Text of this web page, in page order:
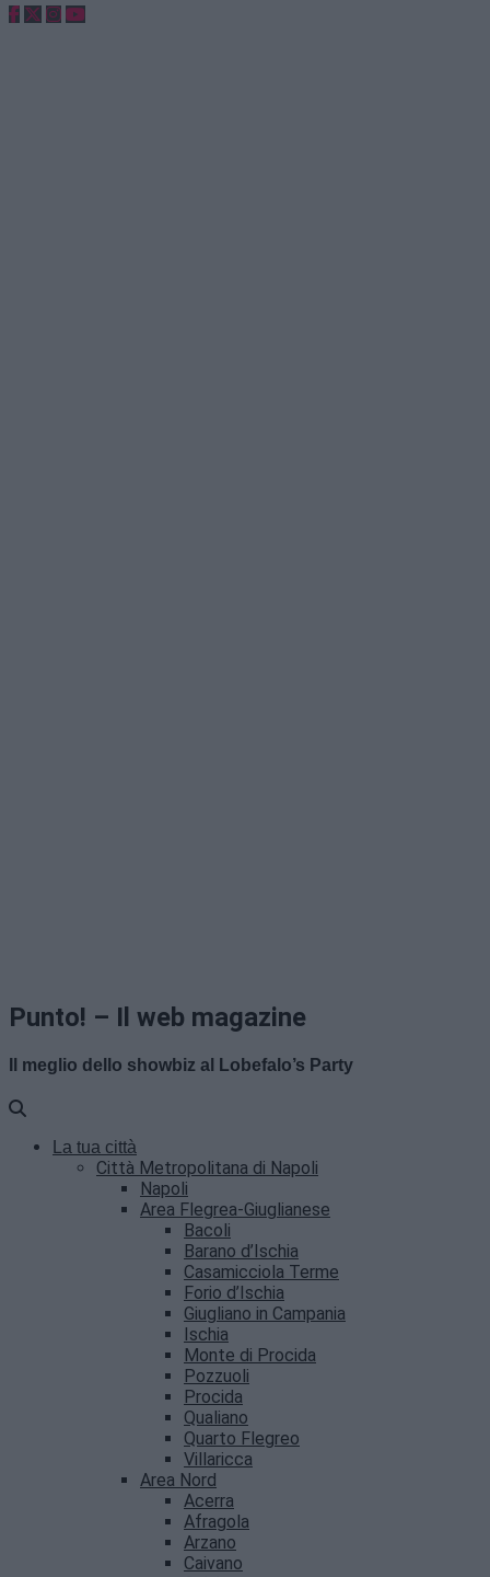
Punto! – Il web magazine
Il meglio dello showbiz al Lobefalo’s Party
La tua città
Città Metropolitana di Napoli
Napoli
Area Flegrea-Giuglianese
Bacoli
Barano d’Ischia
Casamicciola Terme
Forio d’Ischia
Giugliano in Campania
Ischia
Monte di Procida
Pozzuoli
Procida
Qualiano
Quarto Flegreo
Villaricca
Area Nord
Acerra
Afragola
Arzano
Caivano